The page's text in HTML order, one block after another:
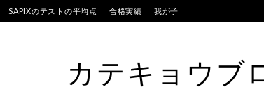
SAPIXのテストの平均点 合格実績 我が子
カテキョウブ